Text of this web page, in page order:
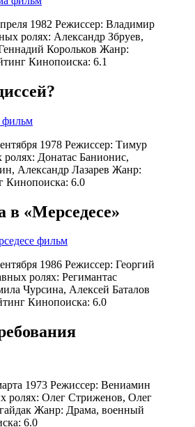
1982 Режиссер: Владимир
ролях: Александр Збруев,
Корольков Жанр:
Кинопоиска: 6.1
1978 Режиссер: Тимур
ролях: Донатас Банионис,
Александр Лазарев Жанр:
Кинопоиска: 6.0
в «Мерседесе»
1986 Режиссер: Георгий
ролях: Регимантас
Чурсина, Алексей Баталов
Кинопоиска: 6.0
1973 Режиссер: Вениамин
ролях: Олег Стриженов, Олег
Жанр: Драма, военный
6.0